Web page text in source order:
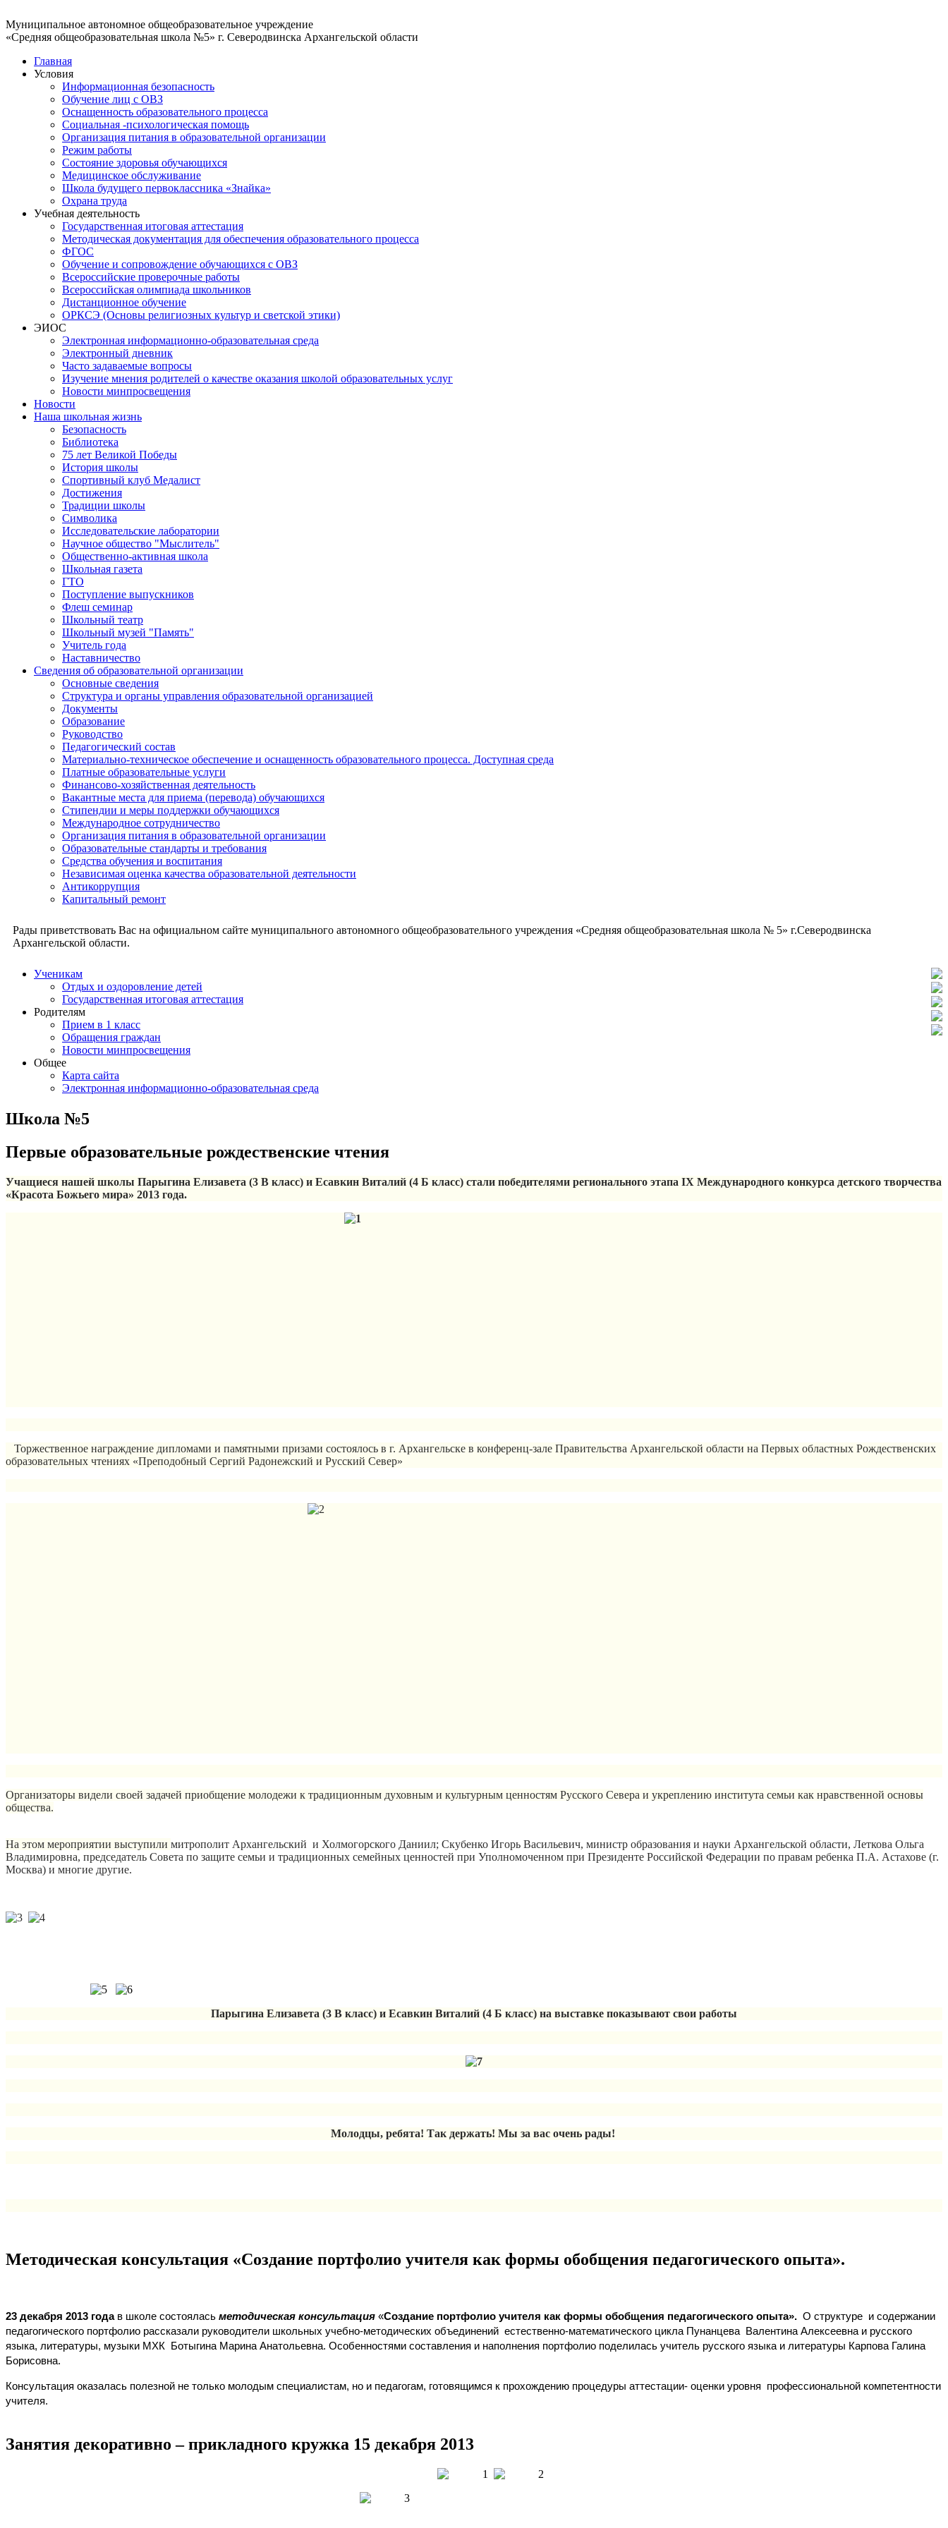
Муниципальное автономное общеобразовательное учреждение
«Средняя общеобразовательная школа №5» г. Северодвинска Архангельской области
Главная
Условия
Информационная безопасность
Обучение лиц с ОВЗ
Оснащенность образовательного процесса
Социальная -психологическая помощь
Организация питания в образовательной организации
Режим работы
Состояние здоровья обучающихся
Медицинское обслуживание
Школа будущего первоклассника «Знайка»
Охрана труда
Учебная деятельность
Государственная итоговая аттестация
Методическая документация для обеспечения образовательного процесса
ФГОС
Обучение и сопровождение обучающихся с ОВЗ
Всероссийские проверочные работы
Всероссийская олимпиада школьников
Дистанционное обучение
ОРКСЭ (Основы религиозных культур и светской этики)
ЭИОС
Электронная информационно-образовательная среда
Электронный дневник
Часто задаваемые вопросы
Изучение мнения родителей о качестве оказания школой образовательных услуг
Новости минпросвещения
Новости
Наша школьная жизнь
Безопасность
Библиотека
75 лет Великой Победы
История школы
Спортивный клуб Медалист
Достижения
Традиции школы
Символика
Исследовательские лаборатории
Научное общество "Мыслитель"
Общественно-активная школа
Школьная газета
ГТО
Поступление выпускников
Флеш семинар
Школьный театр
Школьный музей "Память"
Учитель года
Наставничество
Сведения об образовательной организации
Основные сведения
Структура и органы управления образовательной организацией
Документы
Образование
Руководство
Педагогический состав
Материально-техническое обеспечение и оснащенность образовательного процесса. Доступная среда
Платные образовательные услуги
Финансово-хозяйственная деятельность
Вакантные места для приема (перевода) обучающихся
Стипендии и меры поддержки обучающихся
Международное сотрудничество
Организация питания в образовательной организации
Образовательные стандарты и требования
Средства обучения и воспитания
Независимая оценка качества образовательной деятельности
Антикоррупция
Капитальный ремонт
Рады приветствовать Вас на официальном сайте муниципального автономного общеобразовательного учреждения «Средняя общеобразовательная школа № 5» г.Северодвинска
Архангельской области.
Ученикам
Отдых и оздоровление детей
Государственная итоговая аттестация
Родителям
Прием в 1 класс
Обращения граждан
Новости минпросвещения
Общее
Карта сайта
Электронная информационно-образовательная среда
Школа №5
Первые образовательные рождественские чтения
Учащиеся нашей школы Парыгина Елизавета (3 В класс) и Есавкин Виталий (4 Б класс) стали победителями регионального этапа IX Международного конкурса детского творчества
«Красота Божьего мира» 2013 года.
Торжественное награждение дипломами и памятными призами состоялось в г. Архангельске в конференц-зале Правительства Архангельской области на Первых областных Рождественских
образовательных чтениях «Преподобный Сергий Радонежский и Русский Север»
Организаторы видели своей задачей приобщение молодежи к традиционным духовным и культурным ценностям Русского Севера и укреплению института семьи как нравственной основы
общества.
На этом мероприятии выступили митрополит Архангельский и Холмогорского Даниил; Скубенко Игорь Васильевич, министр образования и науки Архангельской области, Леткова Ольга
Владимировна, председатель Совета по защите семьи и традиционных семейных ценностей при Уполномоченном при Президенте Российской Федерации по правам ребенка П.А. Астахове (г.
Москва) и многие другие.
Парыгина Елизавета (3 В класс) и Есавкин Виталий (4 Б класс) на выставке показывают свои работы
Молодцы, ребята! Так держать! Мы за вас очень рады!
Методическая консультация «Создание портфолио учителя как формы обобщения педагогического опыта».
23 декабря 2013 года в школе состоялась методическая консультация «Создание портфолио учителя как формы обобщения педагогического опыта». О структуре и содержании
педагогического портфолио рассказали руководители школьных учебно-методических объединений естественно-математического цикла Пунанцева Валентина Алексеевна и русского
языка, литературы, музыки МХК Ботыгина Марина Анатольевна. Особенностями составления и наполнения портфолио поделилась учитель русского языка и литературы Карпова Галина
Борисовна.
Консультация оказалась полезной не только молодым специалистам, но и педагогам, готовящимся к прохождению процедуры аттестации- оценки уровня профессиональной компетентности
учителя.
Занятия декоративно – прикладного кружка 15 декабря 2013